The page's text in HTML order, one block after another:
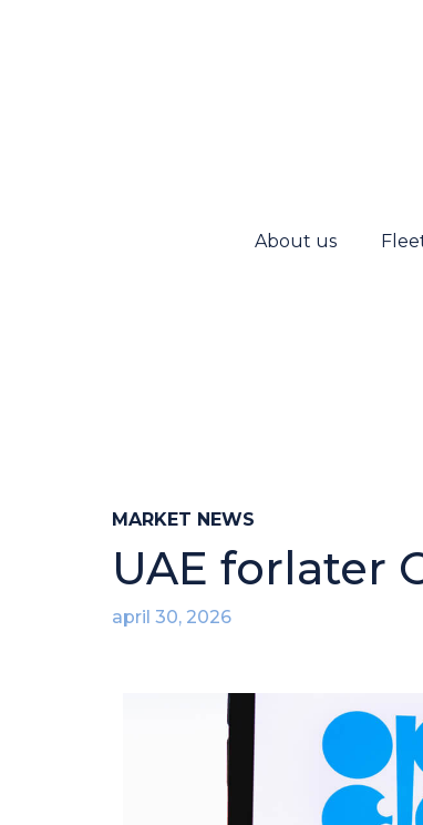
About us
MARKET NEWS
UAE forlater
april 30, 2026